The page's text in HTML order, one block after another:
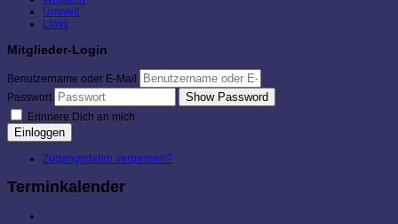
Umwelt
Links
Mitglieder-Login
Benutzername oder E-Mail
Passwort
Show Password
Erinnere Dich an mich
Einloggen
Zugangsdaten vergessen?
Terminkalender